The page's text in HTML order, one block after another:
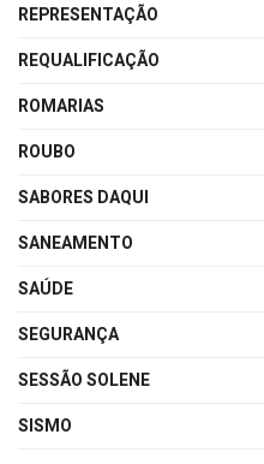
REPRESENTAÇÃO
REQUALIFICAÇÃO
ROMARIAS
ROUBO
SABORES DAQUI
SANEAMENTO
SAÚDE
SEGURANÇA
SESSÃO SOLENE
SISMO